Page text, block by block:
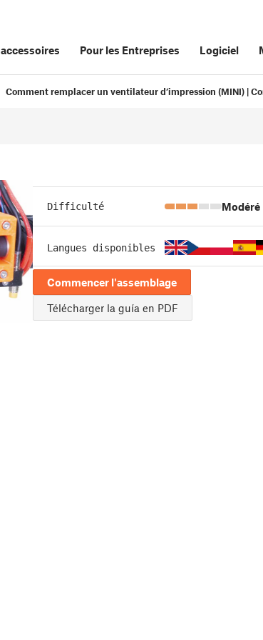
accessoires Pour les Entreprises Logiciel
Comment remplacer un ventilateur d’impression (MINI) |
Difficulté Modéré
Langues disponibles
Commencer l'assemblage
Télécharger la guía en PDF